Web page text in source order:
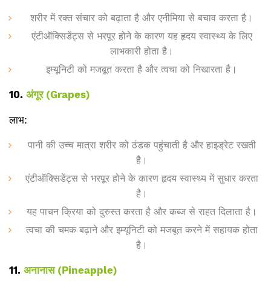
शरीर में रक्त संचार को बढ़ाता है और एनीमिया से बचाव करता है।
एंटीऑक्सिडेंट्स से भरपूर होने के कारण यह हृदय स्वास्थ्य के लिए
लाभकारी होता है।
इम्यूनिटी को मजबूत करता है और त्वचा को निखारता है।
10. अंगूर (Grapes)
लाभ:
पानी की उच्च मात्रा शरीर को ठंडक पहुंचाती है और हाइड्रेट रखती
है।
एंटीऑक्सिडेंट्स से भरपूर होने के कारण हृदय स्वास्थ्य में सुधार करता
है।
यह पाचन क्रिया को दुरुस्त करता है और कब्ज से राहत दिलाता है।
त्वचा की चमक बढ़ाने और इम्यूनिटी को मजबूत करने में सहायक होता
है।
11. अनानास (Pineapple)